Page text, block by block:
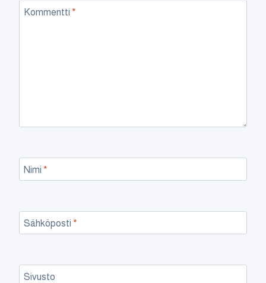
Kommentti *
Nimi *
Sähköposti *
Sivusto